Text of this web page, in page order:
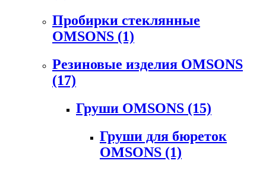
Пробирки стеклянные
OMSONS (1)
Резиновые изделия OMSONS
(17)
Груши OMSONS (15)
Груши для бюреток
OMSONS (1)